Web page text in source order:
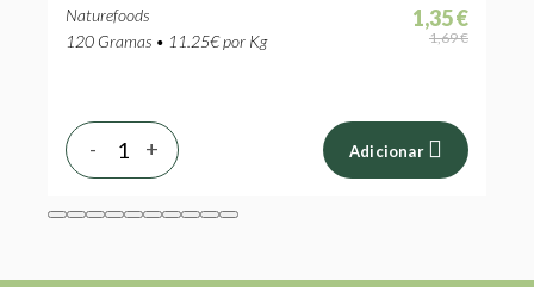
Naturefoods
120 Gramas • 11.25€ por Kg
1,35 €
1,69 €
+
- Adicionar